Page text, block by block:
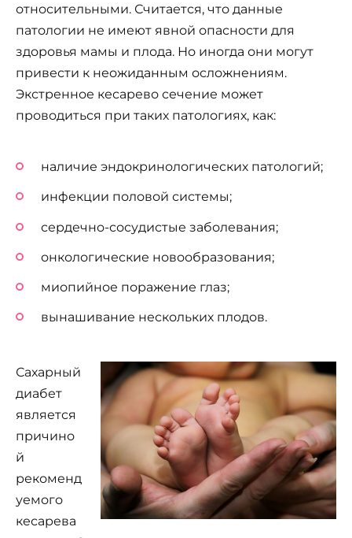
относительными. Считается, что данные
патологии не имеют явной опасности для
здоровья мамы и плода. Но иногда они могут
привести к неожиданным осложнениям.
Экстренное кесарево сечение может
проводиться при таких патологиях, как:
наличие эндокринологических патологий;
инфекции половой системы;
сердечно-сосудистые заболевания;
онкологические новообразования;
миопийное поражение глаз;
вынашивание нескольких плодов.
Сахарный
диабет
является
причино
й
рекоменд
уемого
кесарева